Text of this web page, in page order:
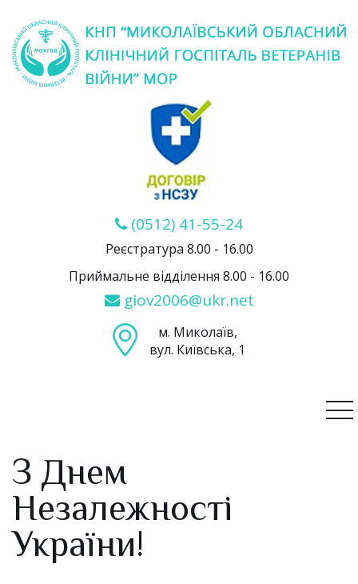
(0512) 41-55-24
Реєстратура 8.00 - 16.00
Приймальне відділення 8.00 - 16.00
giov2006@ukr.net
м. Миколаїв,
вул. Київська, 1
З Днем
Незалежності
України!